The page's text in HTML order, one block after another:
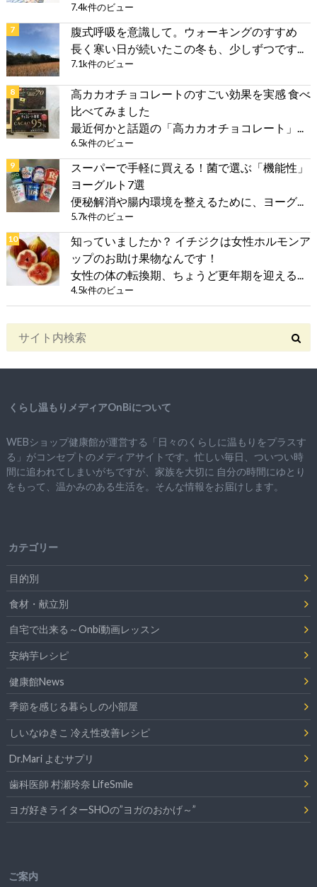
7.4k件のビュー
腹式呼吸を意識して。ウォーキングのすすめ
長く寒い日が続いたこの冬も、少しずつです...
7.1k件のビュー
高カカオチョコレートのすごい効果を実感 食べ
比べてみました
最近何かと話題の「高カカオチョコレート」...
6.5k件のビュー
スーパーで手軽に買える！菌で選ぶ「機能性」
ヨーグルト7選
便秘解消や腸内環境を整えるために、ヨーグ...
5.7k件のビュー
知っていましたか？ イチジクは女性ホルモンア
ップのお助け果物なんです！
女性の体の転換期、ちょうど更年期を迎える...
4.5k件のビュー
くらし温もりメディアOnBiについて
WEBショップ健康館が運営する「日々のくらしに温もりをプラスす
る」がコンセプトのメディアサイトです。忙しい毎日、ついつい時
間に追われてしまいがちですが、 家族を大切に 自分の時間にゆとり
をもって、 温かみのある生活を。そんな情報をお届けします。
カテゴリー
目的別
食材・献立別
自宅で出来る～Onbi動画レッスン
安納芋レシピ
健康館News
季節を感じる暮らしの小部屋
しいなゆきこ 冷え性改善レシピ
Dr.Mari よむサプリ
歯科医師 村瀬玲奈 LifeSmile
ヨガ好きライターSHOの”ヨガのおかげ～”
ご案内